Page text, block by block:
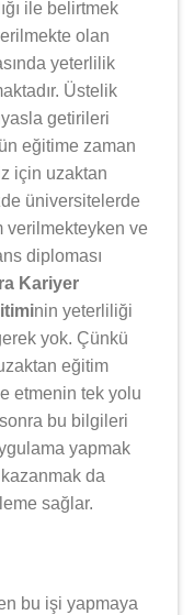
ile belirtmek
olan
yeterlilik
Üstelik
getirileri
eğitime zaman
için uzaktan
üniversitelerde
verilmekteyken ve
diploması
Kariyer
nin yeterliliği
yok. Çünkü
eğitim
etmenin tek yolu
bu bilgileri
yapmak
da
sağlar.
bu işi yapmaya